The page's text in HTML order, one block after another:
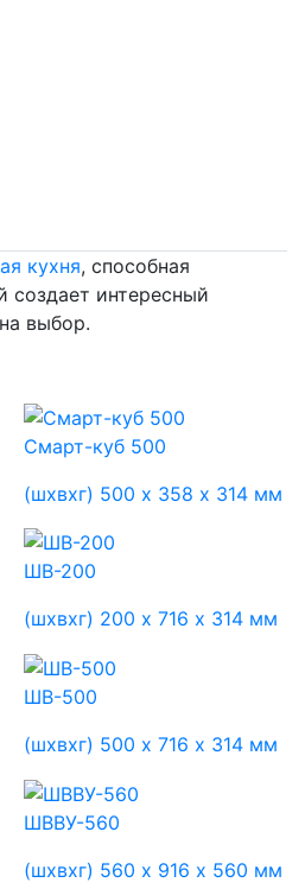
кухня, способная
создает интересный
выбор.
Смарт-куб 500
(шхвхг) 500 х 358 х 314 мм
ШВ-200
(шхвхг) 200 х 716 х 314 мм
ШВ-500
(шхвхг) 500 х 716 х 314 мм
ШВВУ-560
(шхвхг) 560 х 916 х 560 мм